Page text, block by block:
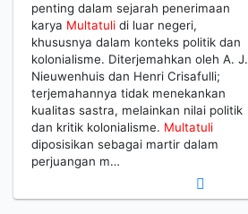
penting dalam sejarah penerimaan
karya Multatuli di luar negeri,
khususnya dalam konteks politik dan
kolonialisme. Diterjemahkan oleh A. J.
Nieuwenhuis dan Henri Crisafulli;
terjemahannya tidak menekankan
kualitas sastra, melainkan nilai politik
dan kritik kolonialisme. Multatuli
diposisikan sebagai martir dalam
perjuangan m…